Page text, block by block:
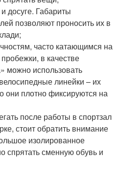
досуге. Габариты
позволяют проносить их в
часто катающимся на
в качестве
можно использовать
линейки – их
они плотно фиксируются на
после работы в спортзал
стоит обратить внимание
изолированное
спрятать сменную обувь и